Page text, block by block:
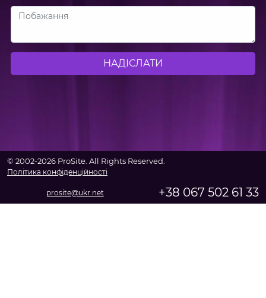
НАДІСЛАТИ
© 2002-2026 ProSite. All Rights Reserved.
Політика конфіденційності
prosite@ukr.net +38 067 502 61 33